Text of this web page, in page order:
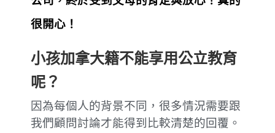
很開心！
小孩加拿大籍不能享用公立教育
呢？
因為每個人的背景不同，很多情況需要跟
我們顧問討論才能得到比較清楚的回覆。